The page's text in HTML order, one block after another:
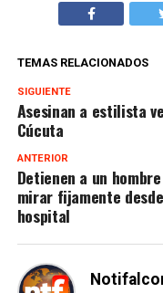
TEMAS RELACIONADOS
SIGUIENTE
Asesinan a estilista
Cúcuta
ANTERIOR
Detienen a un
mirar fijamente
hospital